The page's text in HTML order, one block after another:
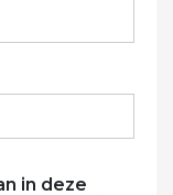
in deze